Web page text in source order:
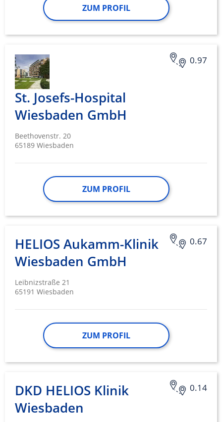
ZUM PROFIL
0.97
St. Josefs-Hospital
Wiesbaden GmbH
Beethovenstr. 20
65189 Wiesbaden
ZUM PROFIL
0.67
HELIOS Aukamm-Klinik
Wiesbaden GmbH
Leibnizstraße 21
65191 Wiesbaden
ZUM PROFIL
0.14
DKD HELIOS Klinik
Wiesbaden